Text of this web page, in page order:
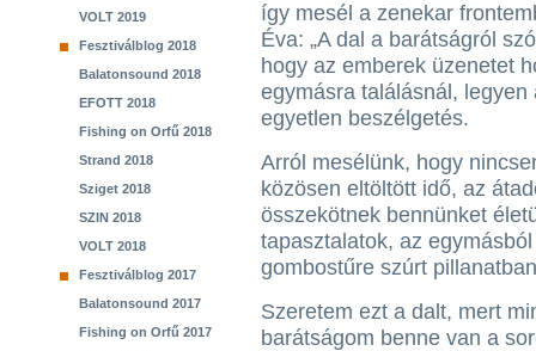
VOLT 2019
Fesztiválblog 2018
Balatonsound 2018
EFOTT 2018
Fishing on Orfű 2018
Strand 2018
Sziget 2018
SZIN 2018
VOLT 2018
Fesztiválblog 2017
Balatonsound 2017
Fishing on Orfű 2017
így mesél a zenekar
Éva: „A dal a barátságról
hogy az emberek üzenetet
egymásra találásnál,
egyetlen beszélgetés.
Arról mesélünk, hogy
közösen eltöltött idő, az
összekötnek bennünket
tapasztalatok, az
gombostűre szúrt
Szeretem ezt a dalt, mert
barátságom benne van a